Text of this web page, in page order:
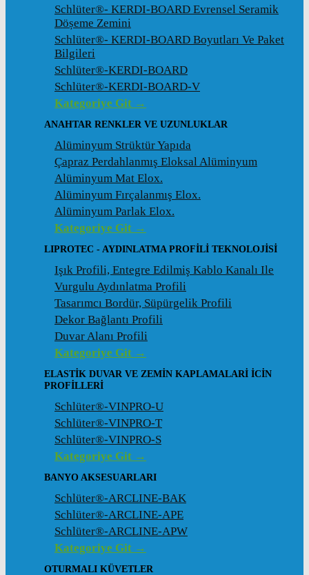
Schlüter®- KERDI-BOARD Evrensel Seramik
Döșeme Zemini
Schlüter®- KERDI-BOARD Boyutları Ve Paket
Bilgileri
Schlüter®-KERDI-BOARD
Schlüter®-KERDI-BOARD-V
Kategoriye Git →
ANAHTAR RENKLER VE UZUNLUKLAR
Alüminyum Strüktür Yapıda
Çapraz Perdahlanmış Eloksal Alüminyum
Alüminyum Mat Elox.
Alüminyum Fırçalanmış Elox.
Alüminyum Parlak Elox.
Kategoriye Git →
LIPROTEC - AYDINLATMA PROFILI TEKNOLOJISI
Işık Profili, Entegre Edilmiş Kablo Kanalı Ile
Vurgulu Aydınlatma Profili
Tasarımcı Bordür, Süpürgelik Profili
Dekor Bağlantı Profili
Duvar Alanı Profili
Kategoriye Git →
ELASTIK DUVAR VE ZEMIN KAPLAMALARI İCIN
PROFILLERI
Schlüter®-VINPRO-U
Schlüter®-VINPRO-T
Schlüter®-VINPRO-S
Kategoriye Git →
BANYO AKSESUARLARI
Schlüter®-ARCLINE-BAK
Schlüter®-ARCLINE-APE
Schlüter®-ARCLINE-APW
Kategoriye Git →
OTURMALI KÜVETLER